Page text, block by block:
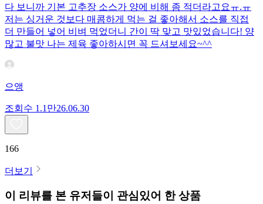
다 보니까 기본 고추장 소스가 양에 비해 좀 적더라고요ㅠ.ㅠ
저는 싱거운 것보다 매콤하게 먹는 걸 좋아해서 소스를 직접
더 만들어 넣어 비벼 먹었더니 간이 딱 맞고 맛있었습니다! 양
많고 불맛 나는 제육 좋아하시면 꼭 드셔보세요~^^
으앵
조회수 1.1만26.06.30
166
더보기
이 리뷰를 본 유저들이 관심있어 한 상품